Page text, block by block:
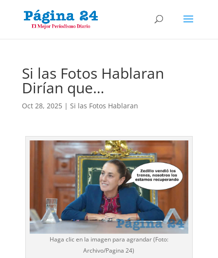
Si las Fotos Hablaran
Dirían que…
Oct 28, 2025| Si las Fotos Hablaran
Haga clic en la imagen para agrandar (Foto:
Archivo/Pagina 24)